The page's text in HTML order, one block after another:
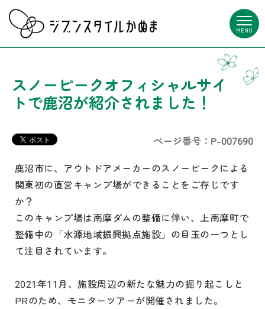
MENU
スノーピークオフィシャルサイ
トで鹿沼が紹介されました！
ページ番号：P-007690
鹿沼市に、アウトドアメーカーのスノーピークによる
関東初の直営キャンプ場ができることをご存じです
か？
このキャンプ場は南摩ダムの整備に伴い、上南摩町で
整備中の「水源地域振興拠点施設」の目玉の一つとし
て注目されています。
2021年11月、施設周辺の新たな魅力の掘り起こしと
PRのため、モニターツアーが開催されました。